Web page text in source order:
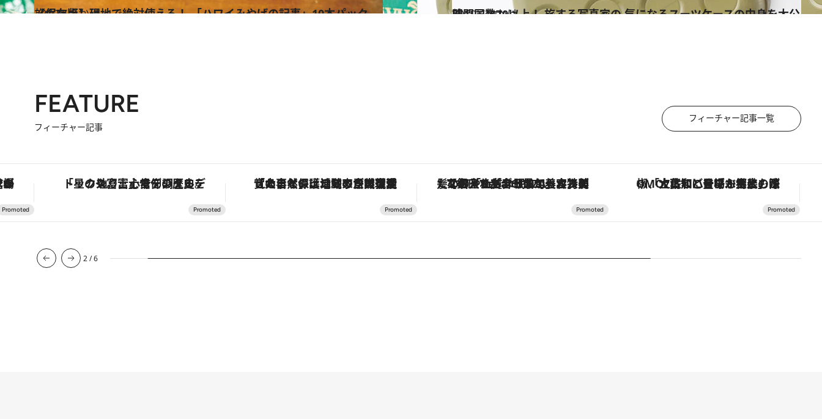
2019.5.2
【保存版】現地で絶対使える！ 「ハワイみやげの記事」10本パック
旅＆お出かけ 2019.6.30
訪問国数70以上！ 旅する写真家の 気になるスーツケースの中身を大公開
旅＆お出かけ
FEATURE
フィーチャー記事
フィーチャー記事一覧
」。旅愛好家のお気に入りコレクションから、ジェンダーレスな新作が登場 「星のや富士」でデジタルデトックス。冨士信仰の歴史を辿り、心身を調える。 「大事なのは地域の意識を変えること」。ロレックス賞受賞の自然保護活動家が実現させたナイジェリアの自然環境の復活 【銀座で出合う最旬美容】美髪ケアや上質な眠り…セルフケアのアップデートから、特別な名入れギフトまで。大人のための「ReFa GINZA」クルーズ 「土佐和ハーブかき氷」がOMO7高知に登場！生姜、山椒、大葉など目にも舌にも涼を呼ぶ郷土の味
2/6